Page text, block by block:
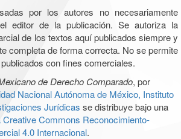
por los autores no necesariamente
editor de la publicación. Se autoriza la
de los textos aquí publicados siempre y
completa de forma correcta. No se permite
con fines comerciales.
de Derecho Comparado, por
Nacional Autónoma de México, Instituto
Jurídicas se distribuye bajo una
Creative Commons Reconocimiento-
4.0 Internacional.